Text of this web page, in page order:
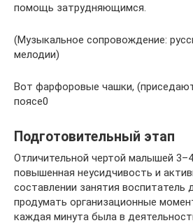
помощь затрудняющимся.
(Музыкальное сопровождение:
мелодии)
Вот фарфоровые чашки,
поясе0
Подготовительный этап
Отличительной чертой малышей
повышенная неусидчивость и
составлении занятия
продумать организационные
каждая минута была в